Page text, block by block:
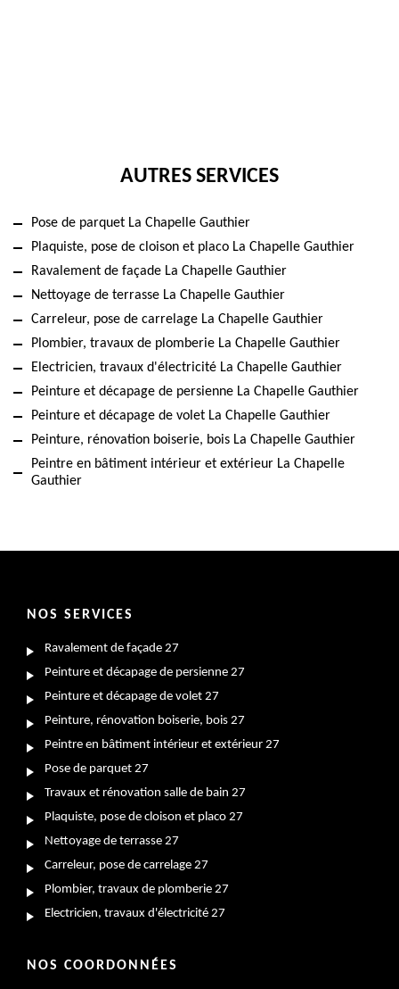
AUTRES SERVICES
Pose de parquet La Chapelle Gauthier
Plaquiste, pose de cloison et placo La Chapelle Gauthier
Ravalement de façade La Chapelle Gauthier
Nettoyage de terrasse La Chapelle Gauthier
Carreleur, pose de carrelage La Chapelle Gauthier
Plombier, travaux de plomberie La Chapelle Gauthier
Electricien, travaux d'électricité La Chapelle Gauthier
Peinture et décapage de persienne La Chapelle Gauthier
Peinture et décapage de volet La Chapelle Gauthier
Peinture, rénovation boiserie, bois La Chapelle Gauthier
Peintre en bâtiment intérieur et extérieur La Chapelle
Gauthier
NOS SERVICES
Ravalement de façade 27
Peinture et décapage de persienne 27
Peinture et décapage de volet 27
Peinture, rénovation boiserie, bois 27
Peintre en bâtiment intérieur et extérieur 27
Pose de parquet 27
Travaux et rénovation salle de bain 27
Plaquiste, pose de cloison et placo 27
Nettoyage de terrasse 27
Carreleur, pose de carrelage 27
Plombier, travaux de plomberie 27
Electricien, travaux d'électricité 27
NOS COORDONNÉES